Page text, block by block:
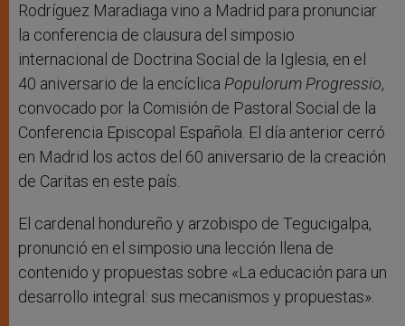
Rodríguez Maradiaga vino a Madrid para pronunciar
la conferencia de clausura del simposio
internacional de Doctrina Social de la Iglesia, en el
40 aniversario de la encíclica Populorum Progressio,
convocado por la Comisión de Pastoral Social de la
Conferencia Episcopal Española. El día anterior cerró
en Madrid los actos del 60 aniversario de la creación
de Caritas en este país.
El cardenal hondureño y arzobispo de Tegucigalpa,
pronunció en el simposio una lección llena de
contenido y propuestas sobre «La educación para un
desarrollo integral: sus mecanismos y propuestas».